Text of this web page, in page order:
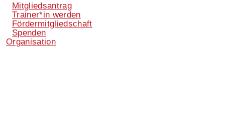
Mitgliedsantrag
Trainer*in werden
Fördermitgliedschaft
Spenden
Organisation